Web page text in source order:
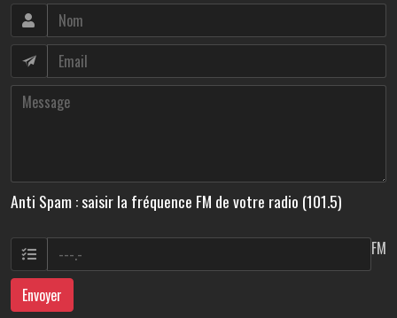
Anti Spam : saisir la fréquence FM de votre radio (101.5)
FM
Envoyer